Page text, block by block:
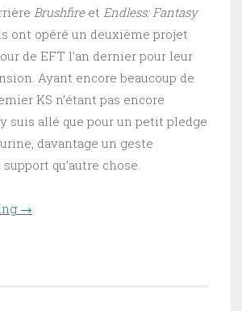
Brushfireet Endless: Fantasy
ont opéré un deuxième projet
de EFT l’an dernier pour leur
Ayant encore beaucoup de
KS n’étant pas encore
suis allé que pour un petit pledge
davantage un geste
qu’autre chose.
“Ouvre-canne – 2e Kickstarter
→